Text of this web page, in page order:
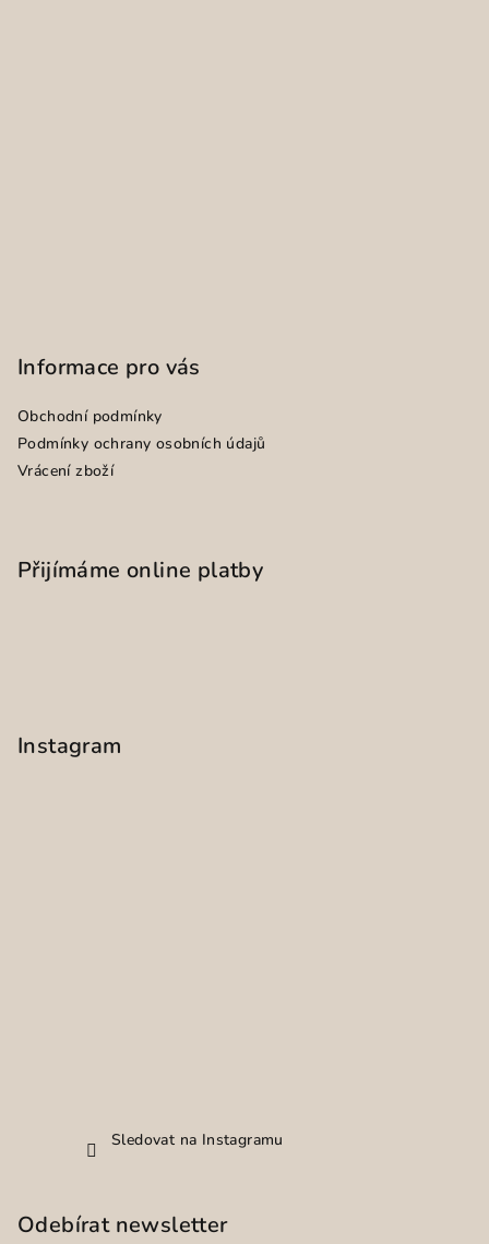
Informace pro vás
Obchodní podmínky
Podmínky ochrany osobních údajů
Vrácení zboží
Přijímáme online platby
Instagram
Sledovat na Instagramu
Odebírat newsletter